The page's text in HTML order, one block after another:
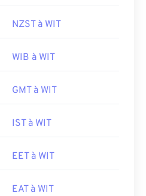
NZST à WIT
WIB à WIT
GMT à WIT
IST à WIT
EET à WIT
EAT à WIT